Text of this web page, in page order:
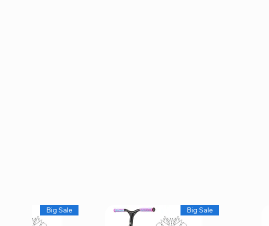
Big Sale
Big Sale